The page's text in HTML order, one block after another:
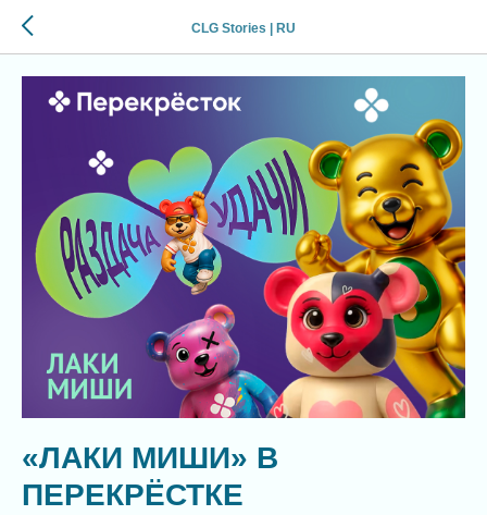
CLG Stories | RU
«ЛАКИ МИШИ» В
ПЕРЕКРЁСТКЕ